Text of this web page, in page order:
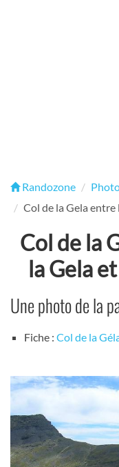
Randozone
Col de la Gela entre
Col de la
la Gela
Une photo de la
Fiche : Col de la